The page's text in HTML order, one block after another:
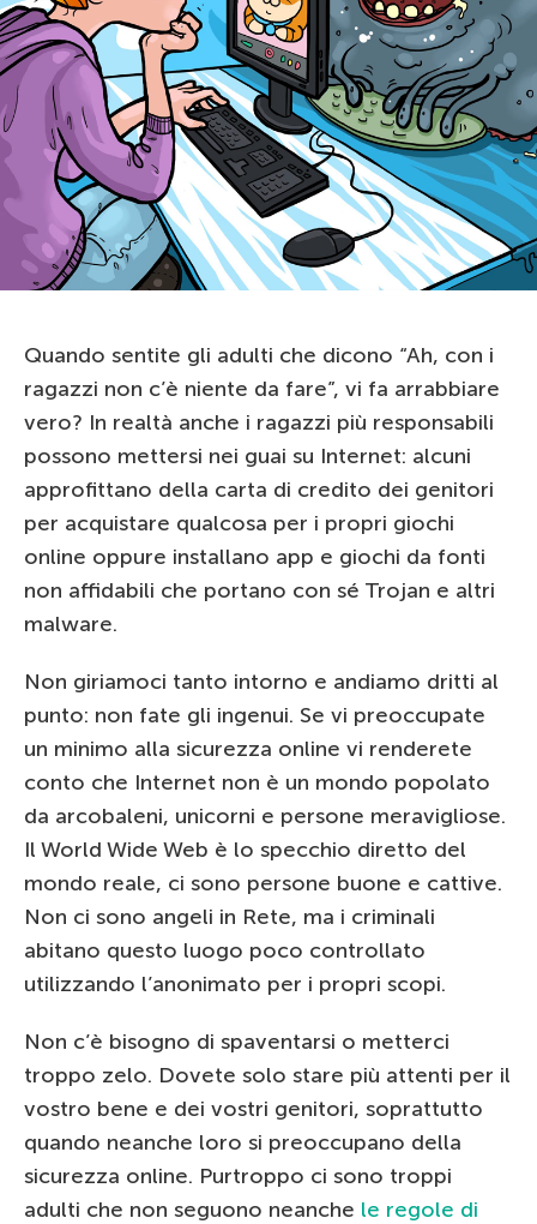
Quando sentite gli adulti che dicono “Ah, con i
ragazzi non c’è niente da fare”, vi fa arrabbiare
vero? In realtà anche i ragazzi più responsabili
possono mettersi nei guai su Internet: alcuni
approfittano della carta di credito dei genitori
per acquistare qualcosa per i propri giochi
online oppure installano app e giochi da fonti
non affidabili che portano con sé Trojan e altri
malware.
Non giriamoci tanto intorno e andiamo dritti al
punto: non fate gli ingenui. Se vi preoccupate
un minimo alla sicurezza online vi renderete
conto che Internet non è un mondo popolato
da arcobaleni, unicorni e persone meravigliose.
Il World Wide Web è lo specchio diretto del
mondo reale, ci sono persone buone e cattive.
Non ci sono angeli in Rete, ma i criminali
abitano questo luogo poco controllato
utilizzando l’anonimato per i propri scopi.
Non c’è bisogno di spaventarsi o metterci
troppo zelo. Dovete solo stare più attenti per il
vostro bene e dei vostri genitori, soprattutto
quando neanche loro si preoccupano della
sicurezza online. Purtroppo ci sono troppi
adulti che non seguono neanche le regole di